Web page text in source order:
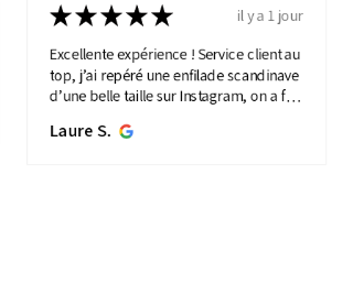
★★★★★
il y a 1 jour
Excellente expérience ! Service client au
top, j’ai repéré une enfilade scandinave
d’une belle taille sur Instagram, on a fait
plus...MONTRE PLUS
Laure S.